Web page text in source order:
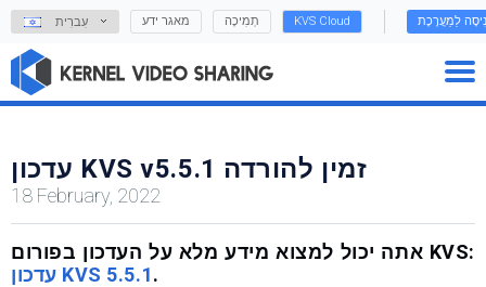
עִברִית מאגר ידע תְמִיכָה KVS Cloud לַמַעֲרֶכֶת
עדכון KVS v5.5.1 זמין להורדה
18 February, 2022
אתה יכול למצוא מידע מלא על העדכון בפורום KVS:
עדכון KVS 5.5.1.